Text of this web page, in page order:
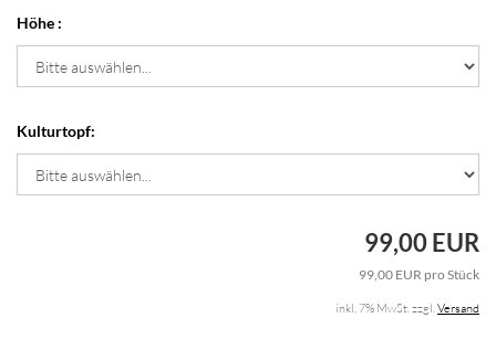
Höhe :
Kulturtopf:
99,00 EUR
99,00 EUR pro Stück
inkl. 7% MwSt. zzgl.Versand